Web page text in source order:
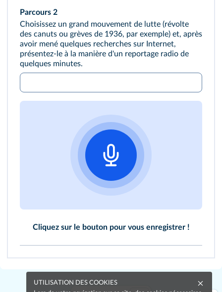
Parcours 2
Choisissez un grand mouvement de lutte (révolte
des canuts ou grèves de 1936, par exemple) et, après
avoir mené quelques recherches sur Internet,
présentez‑le à la manière d'un reportage radio de
quelques minutes.
Cliquez sur le bouton pour vous enregistrer !
UTILISATION DES COOKIES